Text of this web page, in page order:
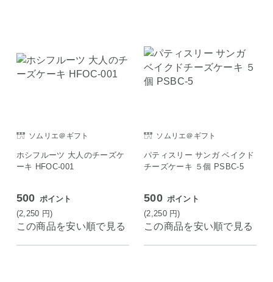
ソムリエ＠ギフト
ホシフルーツ 大人のチーズケ
ーキ HFOC-001
500 ポイント
(2,250 円)
この商品を安い順で見る
ソムリエ＠ギフト
パティスリー サンガ ベイクド
チーズケーキ ５個 PSBC-5
500 ポイント
(2,250 円)
この商品を安い順で見る